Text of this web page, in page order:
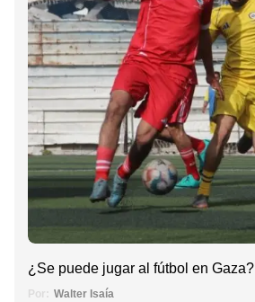
¿Se puede jugar al fútbol en Gaza?
Por: Walter Isaía